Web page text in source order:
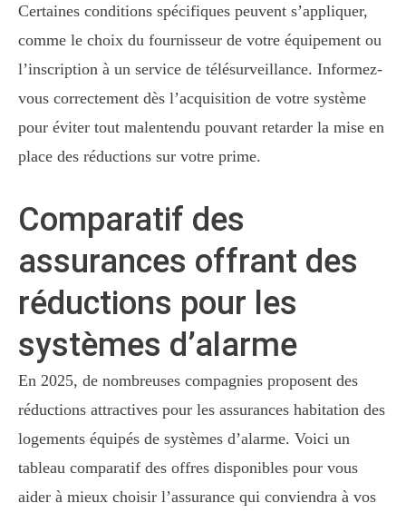
Certaines conditions spécifiques peuvent s’appliquer,
comme le choix du fournisseur de votre équipement ou
l’inscription à un service de télésurveillance. Informez-
vous correctement dès l’acquisition de votre système
pour éviter tout malentendu pouvant retarder la mise en
place des réductions sur votre prime.
Comparatif des
assurances offrant des
réductions pour les
systèmes d’alarme
En 2025, de nombreuses compagnies proposent des
réductions attractives pour les assurances habitation des
logements équipés de systèmes d’alarme. Voici un
tableau comparatif des offres disponibles pour vous
aider à mieux choisir l’assurance qui conviendra à vos